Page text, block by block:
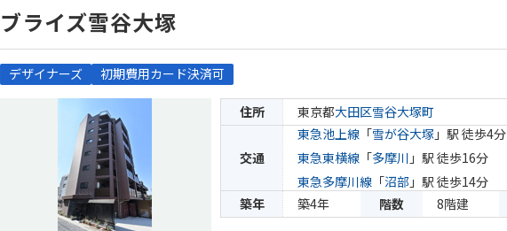
ブライズ雪谷大塚
デザイナーズ 初期費用カード決済可
住所 東京都大田区雪谷大塚町
交通
東急池上線 「雪が谷大塚 」駅 徒歩4分
東急東横線 「多摩川 」駅 徒歩16分
東急多摩川線 「沼部 」駅 徒歩14分
築年
築4年 階数 8階建